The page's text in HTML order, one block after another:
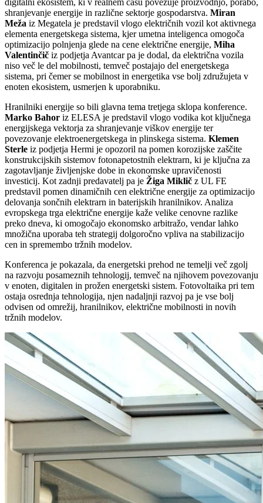
shranjevanje energije in različne sektorje gospodarstva. Miran
Meža iz Megatela je predstavil vlogo električnih vozil kot aktivnega
elementa energetskega sistema, kjer umetna inteligenca omogoča
optimizacijo polnjenja glede na cene električne energije, Miha
Valentinčič iz podjetja Avantcar pa je dodal, da električna vozila
niso več le del mobilnosti, temveč postajajo del energetskega
sistema, pri čemer se mobilnost in energetika vse bolj združujeta v
enoten ekosistem, usmerjen k uporabniku.
Hranilniki energije so bili glavna tema tretjega sklopa konference.
Marko Bahor iz ELESA je predstavil vlogo vodika kot ključnega
energijskega vektorja za shranjevanje viškov energije ter
povezovanje elektroenergetskega in plinskega sistema. Klemen
Sterle iz podjetja Hermi je opozoril na pomen korozijske zaščite
konstrukcijskih sistemov fotonapetostnih elektrarn, ki je ključna za
zagotavljanje življenjske dobe in ekonomske upravičenosti
investicij. Kot zadnji predavatelj pa je Žiga Miklič z UL FE
predstavil pomen dinamičnih cen električne energije za optimizacijo
delovanja sončnih elektrarn in baterijskih hranilnikov. Analiza
evropskega trga električne energije kaže velike cenovne razlike
preko dneva, ki omogočajo ekonomsko arbitražo, vendar lahko
množična uporaba teh strategij dolgoročno vpliva na stabilizacijo
cen in spremembo tržnih modelov.
Konferenca je pokazala, da energetski prehod ne temelji več zgolj
na razvoju posameznih tehnologij, temveč na njihovem povezovanju
v enoten, digitalen in prožen energetski sistem. Fotovoltaika pri tem
ostaja osrednja tehnologija, njen nadaljnji razvoj pa je vse bolj
odvisen od omrežij, hranilnikov, električne mobilnosti in novih
tržnih modelov.